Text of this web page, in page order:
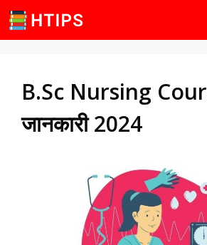
Skip
to
B.Sc Nursing
जानकारी 2024